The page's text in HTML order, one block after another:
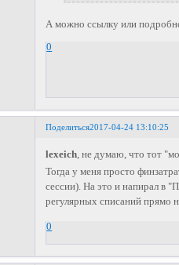
А можно ссылку или
0
Поделиться2017-04-24 13:10:25
lexeich, не думаю, что тот
Тогда у меня просто
сессии). На это и напирал в
регулярных списаний прямо
0